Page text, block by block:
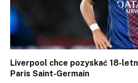
Liverpool chce pozyskać 18-
Paris Saint-Germain